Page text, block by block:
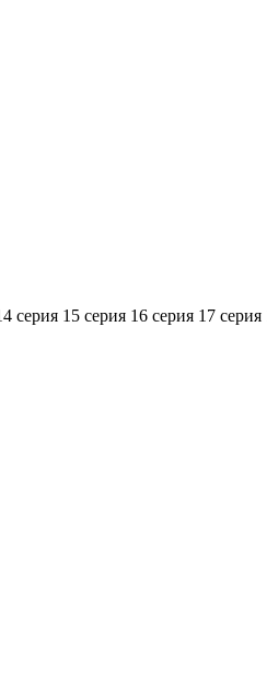
серия 15 серия 16 серия 17 серия